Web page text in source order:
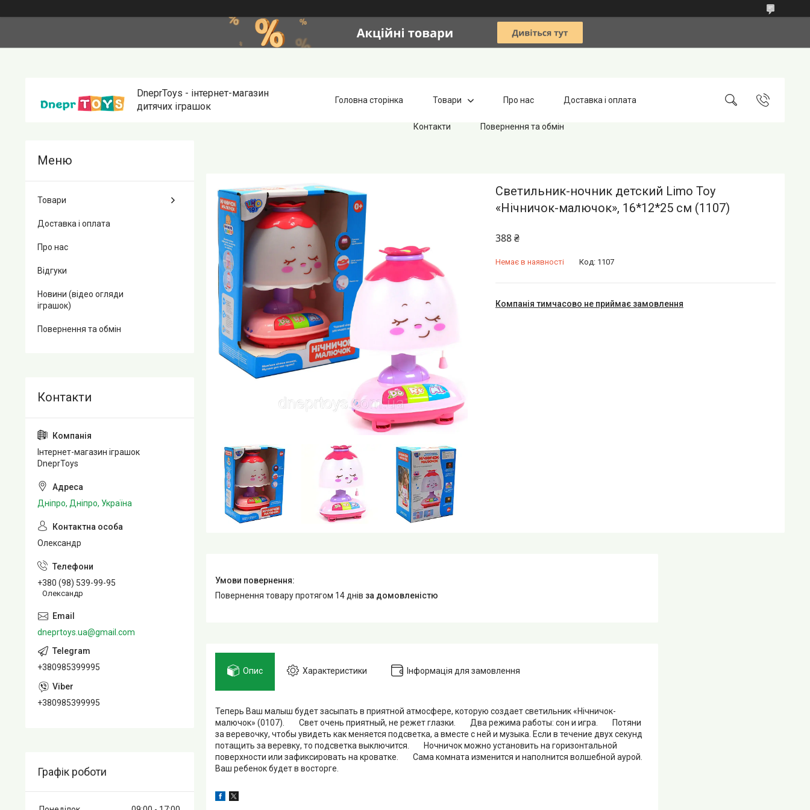
DneprToys - інтернет-магазин
дитячих іграшок
Головна сторінка Товари Про нас Доставка і оплата
Контакти Повернення та обмін
Светильник-ночник детский Limo Toy
«Нічничок-малючок», 16*12*25 см (1107)
388 ₴
Немає в наявності Код: 1107
Компанія тимчасово не приймає замовлення
повернення товару протягом 14 днів за домовленістю
Опис Характеристики Інформація для замовлення
Теперь Ваш малыш будет засыпать в приятной атмосфере, которую создает светильник «Нічничок-
малючок» (0107). Свет очень приятный, не режет глазки. Два режима работы: сон и игра. Потяни
за веревочку, чтобы увидеть как меняется подсветка, а вместе с ней и музыка. Если в течение двух секунд
потащить за веревку, то подсветка выключится. Ночничок можно установить на горизонтальной
поверхности или зафиксировать на кроватке. Сама комната изменится и наполнится волшебной аурой.
Ваш ребенок будет в восторге.
Товари
Доставка і оплата
Про нас
Відгуки
Новини (відео огляди
іграшок)
Повернення та обмін
Інтернет-магазин іграшок
DneprToys
Дніпро, Дніпро, Україна
Олександр
+380 (98) 539-99-95
Олександр
dneprtoys.ua@gmail.com
+380985399995
+380985399995
Графік роботи